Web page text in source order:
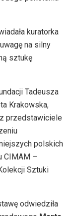
kuratorka
na silny
sztukę
Tadeusza
Krakowska,
przedstawiciele
polskich
CIMAM –
Sztuki
odwiedziła